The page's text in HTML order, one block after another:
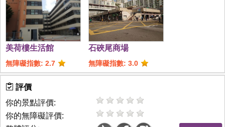
美荷樓生活館
無障礙指數: 2.7
石硤尾商場
無障礙指數: 3.0
評價
你的景點評價:
你的無障礙評價: